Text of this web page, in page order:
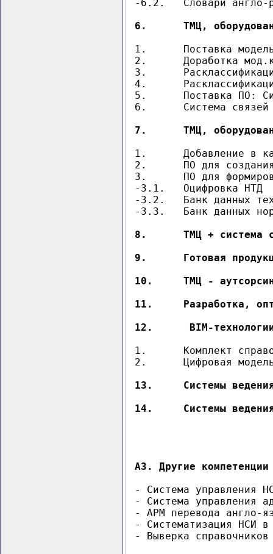
-6.2.	Словари англо-русских терминов (свод 3млн+техно 245тыс.)
6.	ТМЦ,
1.	Поставка модельного классификатора
2.	Доработка мод.классификатора с  учетом специфики Заказчика
3.	Расклассификация ТМЦ по мод.классификатору
4.	Расклассификация ТМЦ по ОКПД2, ТНВЭД, другим классификаторам)
5.	Поставка ПО: Система разработки и ведения классификаторов
6.	Система связей классификатора ТМЦ и оборудования
7.	ТМЦ,
1.	Добавление в каталоги поставщиков  примеров закупочных наименований
2.	ПО для создания Типовых договоров для закупок ТМЦ, оборудования, работ, услуг
3.	ПО для формирования Типовых техтребований к закупаемым ТМЦ (форма 2)
-3.1.	Оцифровка НТД
-3.2.	Банк данных техтребований
-3.3.	Банк данных нормативных зависимостей свойств материалов
8.	ТМЦ +
9.	Готовая
10.	ТМЦ -
11.
12.	 BIM-
1.	Комплект справочников и классификаторов (СМР, КСР, BIM-элементов, т.д.)
2.	Цифровая модель объектов на основе ГОСТ Р ИСО 22745 + ИСО 15926
13.	Системы ведения НСИ на архитектуре ГОСТ Р ИСО 22745
14.	Системы
А3. Другие
- Система управления
- Система управления
- АРМ перевода англо-
- Систематизация НСИ в
- Выверка